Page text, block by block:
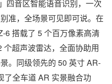
四音区智能语音识别，一次
准，全场景可见即可说。在
6 搭载了 5 个百万像素高清
超声波雷达，全面协助用
。同级领先的 50 英寸 AR-
了全车道 AR 实景融合功